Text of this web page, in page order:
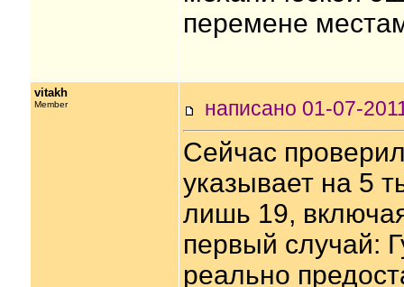
перемене
vitakh
Member написано 01-07-
Сейчас
указывает на 5
лишь 19,
первый случай:
реально